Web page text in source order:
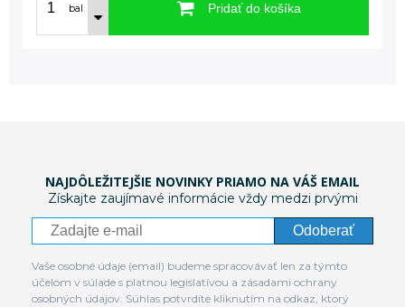
bal Pridať do košíka
NAJDÔLEŽITEJŠIE NOVINKY PRIAMO NA VÁŠ EMAIL
Získajte zaujímavé informácie vždy medzi prvými
Odoberať
Vaše osobné údaje (email) budeme spracovávať len za týmto
účelom v súlade s platnou legislatívou a zásadami ochrany
osobných údajov. Súhlas potvrdíte kliknutím na odkaz, ktorý